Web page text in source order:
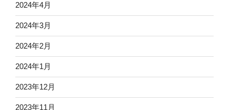
2024年4月
2024年3月
2024年2月
2024年1月
2023年12月
2023年11月